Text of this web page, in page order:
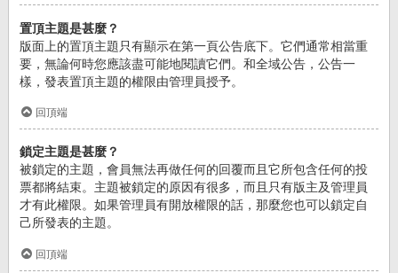
置頂主題是甚麼？
版面上的置頂主題只有顯示在第一頁公告底下。它們通常相當重
要，無論何時您應該盡可能地閱讀它們。和全域公告，公告一
樣，發表置頂主題的權限由管理員授予。
回頂端
鎖定主題是甚麼？
被鎖定的主題，會員無法再做任何的回覆而且它所包含任何的投
票都將結束。主題被鎖定的原因有很多，而且只有版主及管理員
才有此權限。如果管理員有開放權限的話，那麼您也可以鎖定自
己所發表的主題。
回頂端